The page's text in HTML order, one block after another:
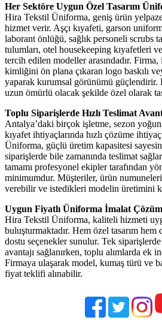
Her Sektöre Uygun Özel Tasarım
Hira Tekstil Üniforma, geniş ürün
hizmet verir. Aşçı kıyafeti, garson
laborant önlüğü, sağlık personeli scrubs
tulumları, otel housekeeping kıyafetleri
tercih edilen modeller arasındadır.
kimliğini ön plana çıkaran logo baskılı
yaparak kurumsal görünümü güçlendirir.
uzun ömürlü olacak şekilde özel olarak
Toplu Siparişlerde Hızlı Teslimat
Antalya’daki birçok işletme, sezon
kıyafet ihtiyaçlarında hızlı çözüme
Üniforma, güçlü üretim kapasitesi
siparişlerde bile zamanında teslimat
tamamı profesyonel ekipler tarafından
minimumdur. Müşteriler, ürün
verebilir ve istedikleri modelin üretimini
Uygun Fiyatlı Üniforma İmalat
Hira Tekstil Üniforma, kaliteli hizmeti
buluşturmaktadır. Hem özel tasarım hem
dostu seçenekler sunulur. Tek
avantajı sağlanırken, toplu alımlarda ek
Firmaya ulaşarak model, kumaş türü ve
fiyat teklifi alınabilir.